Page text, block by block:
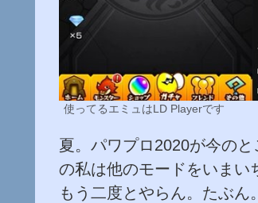
使ってるエミュはLD Playerです
夏。パワプロ2020が今の
の私は他のモードをいまい
もう二度とやらん。たぶん。